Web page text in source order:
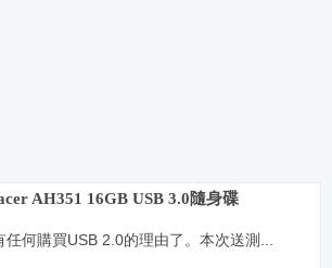
AH351 16GB USB 3.0隨身碟
任何購買USB 2.0的理由了。本次送測...